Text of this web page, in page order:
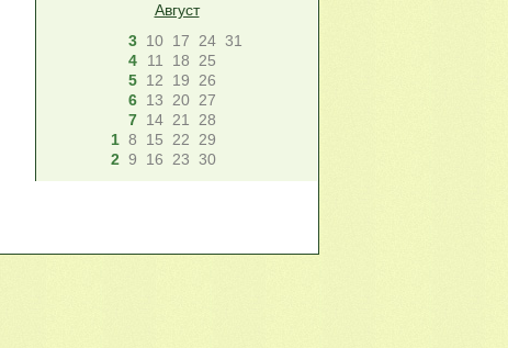
Август
3 10 17 24 31
4
11 18
25
5 12 19
26
6 13 20 27
7 14 21
28
1 8 15 22
29
2 9 16 23 30